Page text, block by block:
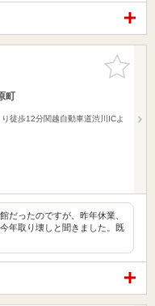
お気に入
りに追加
町
徒歩12分関越自動車道渋川ICよ
だったのですが、昨年休業、
年取り壊しと聞きました。既